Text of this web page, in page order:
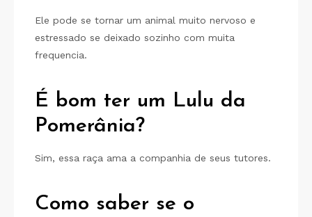
Ele pode se tornar um animal muito nervoso e
estressado se deixado sozinho com muita
frequencia.
É bom ter um Lulu da
Pomerânia?
Sim, essa raça ama a companhia de seus tutores.
Como saber se o